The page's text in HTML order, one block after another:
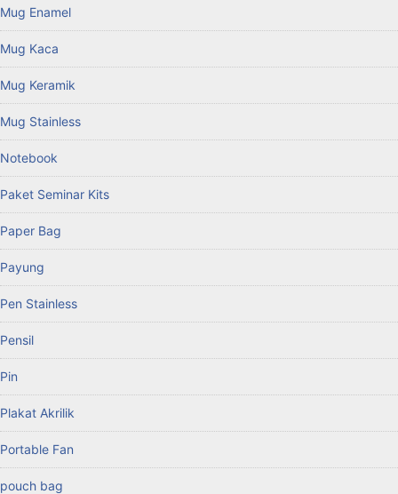
Mug Enamel
Mug Kaca
Mug Keramik
Mug Stainless
Notebook
Paket Seminar Kits
Paper Bag
Payung
Pen Stainless
Pensil
Pin
Plakat Akrilik
Portable Fan
pouch bag